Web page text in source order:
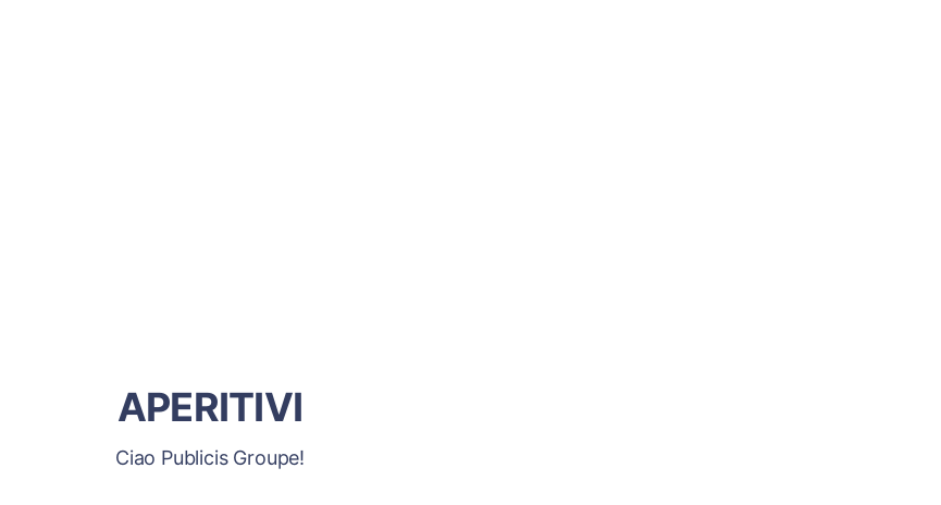
APERITIVI
Ciao Publicis Groupe!